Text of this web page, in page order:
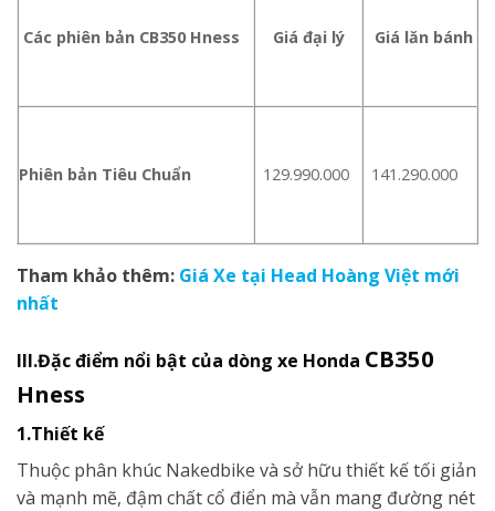
Các phiên bản CB350 Hness Giá đại lý Giá lăn bánh
Phiên bản Tiêu Chuẩn 129.990.000 141.290.000
Tham khảo thêm: Giá Xe tại Head Hoàng Việt mới
nhất
III.Đặc điểm nổi bật của dòng xe Honda CB350
Hness
1.Thiết kế
Thuộc phân khúc Nakedbike và sở hữu thiết kế tối giản
và mạnh mẽ, đậm chất cổ điển mà vẫn mang đường nét